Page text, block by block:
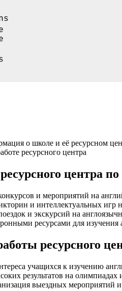
о школе и её ресурсном
ресурсного центра
центра
и мероприятий на
и интеллектуальных игр
и экскурсий на
ресурсами для изучения
ресурсного
учащихся к изучению
результатов на олимпиадах
выездных мероприятий